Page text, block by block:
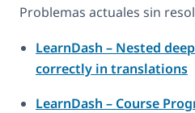
Problemas actuales sin
LearnDash – Nested
correctly in translations
LearnDash – Course